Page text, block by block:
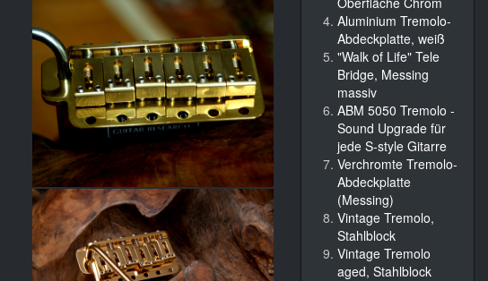
Aluminium Tremolo-
Abdeckplatte, weiß
"Walk of Life" Tele
Bridge, Messing
massiv
ABM 5050 Tremolo -
Sound Upgrade für
jede S-style Gitarre
Verchromte Tremolo-
Abdeckplatte
(Messing)
Vintage Tremolo,
Stahlblock
Vintage Tremolo
aged, Stahlblock